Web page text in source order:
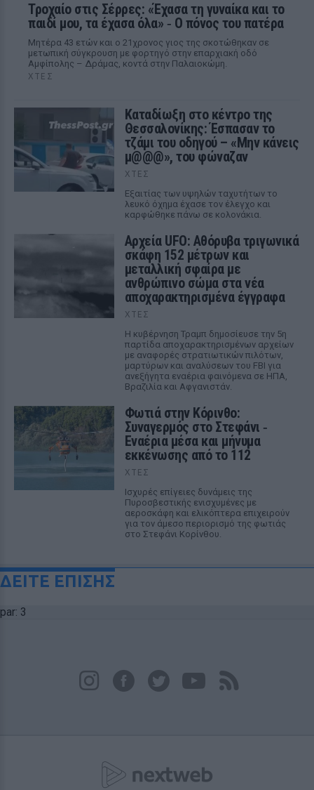
Τροχαίο στις Σέρρες: «Έχασα τη γυναίκα και το
παιδί μου, τα έχασα όλα» ‑ Ο πόνος του πατέρα
Μητέρα 43 ετών και ο 21χρονος γιος της σκοτώθηκαν σε
μετωπική σύγκρουση με φορτηγό στην επαρχιακή οδό
Αμφίπολης – Δράμας, κοντά στην Παλαιοκώμη.
ΧΤΕΣ
Καταδίωξη στο κέντρο της
Θεσσαλονίκης: Έσπασαν το
τζάμι του οδηγού – «Μην κάνεις
μ@@@», του φώναζαν
ΧΤΕΣ
Εξαιτίας των υψηλών ταχυτήτων το
λευκό όχημα έχασε τον έλεγχο και
καρφώθηκε πάνω σε κολονάκια.
Αρχεία UFO: Αθόρυβα τριγωνικά
σκάφη 152 μέτρων και
μεταλλική σφαίρα με
ανθρώπινο σώμα στα νέα
αποχαρακτηρισμένα έγγραφα
ΧΤΕΣ
Η κυβέρνηση Τραμπ δημοσίευσε την 5η
παρτίδα αποχαρακτηρισμένων αρχείων
με αναφορές στρατιωτικών πιλότων,
μαρτύρων και αναλύσεων του FBI για
ανεξήγητα εναέρια φαινόμενα σε ΗΠΑ,
Βραζιλία και Αφγανιστάν.
Φωτιά στην Κόρινθο:
Συναγερμός στο Στεφάνι ‑
Εναέρια μέσα και μήνυμα
εκκένωσης από το 112
ΧΤΕΣ
Ισχυρές επίγειες δυνάμεις της
Πυροσβεστικής ενισχυμένες με
αεροσκάφη και ελικόπτερα επιχειρούν
για τον άμεσο περιορισμό της φωτιάς
στο Στεφάνι Κορίνθου.
ΔΕΙΤΕ ΕΠΙΣΗΣ
par: 3